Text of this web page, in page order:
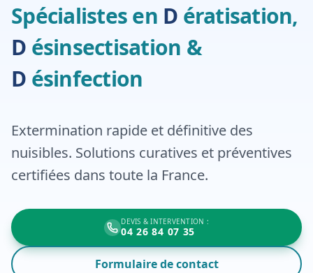
Spécialistes en Dératisation,
D ératisation,
D ésinsectisation &
D ésinfection
Extermination rapide et définitive des
nuisibles. Solutions curatives et préventives
certifiées dans toute la France.
DEVIS & INTERVENTION :
04 26 84 07 35
Formulaire de contact